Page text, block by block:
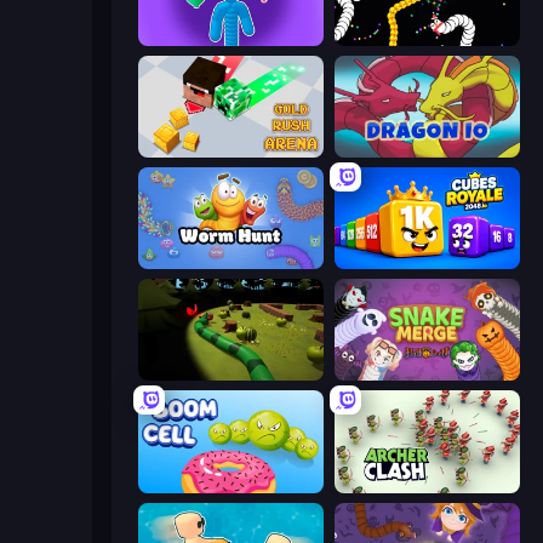
Tall.io Worms.io
Gold Rush Arena Dragon.io
Worm Hunt Cubes 2048 Royale
Axy Snake 3D Snake Merge: Idle & io Zone
Boom Cell Archer Clash